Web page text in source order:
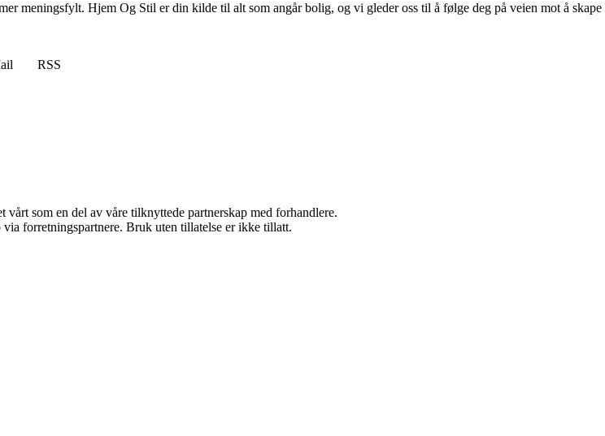
meningsfylt. Hjem Og Stil er din kilde til alt som angår bolig, og vi gleder oss til å følge deg på veien mot å skape
RSS
som en del av våre tilknyttede partnerskap med forhandlere.
forretningspartnere. Bruk uten tillatelse er ikke tillatt.